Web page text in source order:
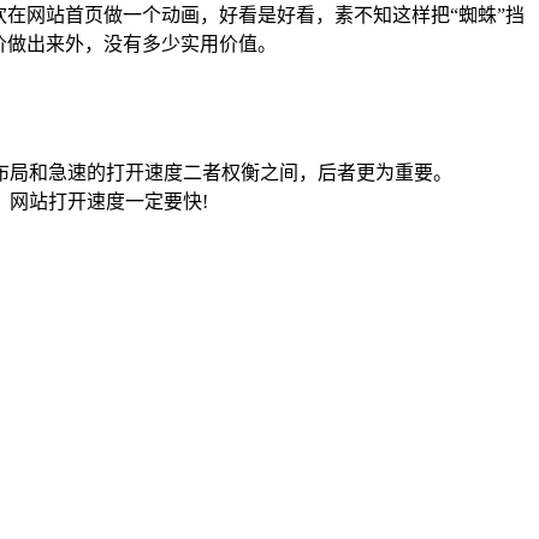
网站首页做一个动画，好看是好看，素不知这样把“蜘蛛”挡
出来外，没有多少实用价值。
和急速的打开速度二者权衡之间，后者更为重要。
网站打开速度一定要快!